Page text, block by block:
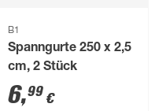
B1
Spanngurte 250 x 2,5
cm, 2 Stück
6,99 €